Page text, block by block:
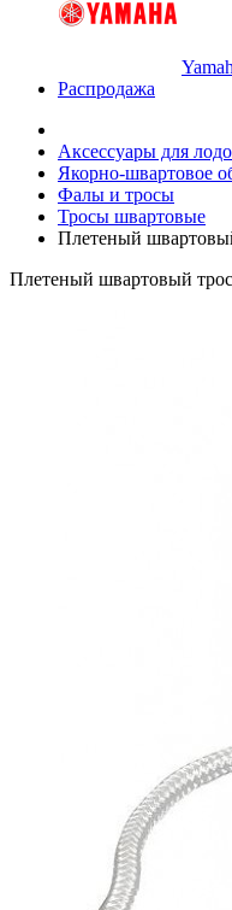
Распродажа
Аксессуары для
Якорно-швартовое
Фалы и тросы
Тросы швартовые
Плетеный
Плетеный швартовый